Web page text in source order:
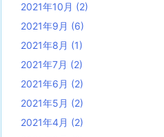
2021年10月 (2)
2021年9月 (6)
2021年8月 (1)
2021年7月 (2)
2021年6月 (2)
2021年5月 (2)
2021年4月 (2)